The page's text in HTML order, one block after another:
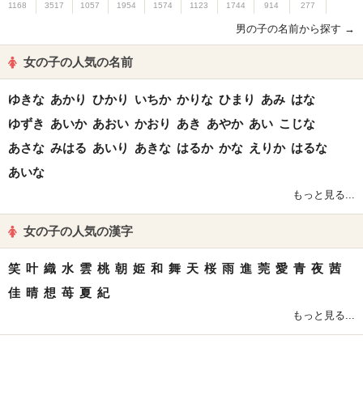
1168 3517 1057 1954 1574 1123 1744 914 277
男の子の名前から探す →
女の子の人気の名前
ゆきな あかり ひかり いちか かりな ひまり あみ はな
ゆずき あいか あおい かおり あき あやか あい こじな
あさな みはる あいり あきな はるか かな えりか はるな
あいな
もっと見る...
女の子の人気の漢字
笑 叶 織 水 雲 桃 朝 姫 和 舞 天 桜 雨 進 莞 愛 青 夜 茜
佳 晴 想 苺 夏 紀
もっと見る...